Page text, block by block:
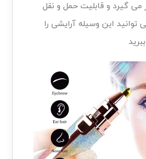
می گیرد و قابلیت حمل و نقل
توانید این وسیله آرایشی را